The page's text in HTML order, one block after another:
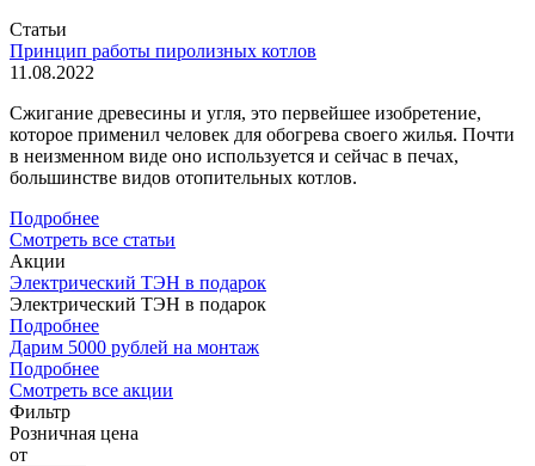
Статьи
Принцип работы пиролизных котлов
11.08.2022
Сжигание древесины и угля, это первейшее изобретение,
которое применил человек для обогрева своего жилья. Почти
в неизменном виде оно используется и сейчас в печах,
большинстве видов отопительных котлов.
Подробнее
Смотреть все статьи
Акции
Электрический ТЭН в подарок
Электрический ТЭН в подарок
Подробнее
Дарим 5000 рублей на монтаж
Подробнее
Смотреть все акции
Фильтр
Розничная цена
от